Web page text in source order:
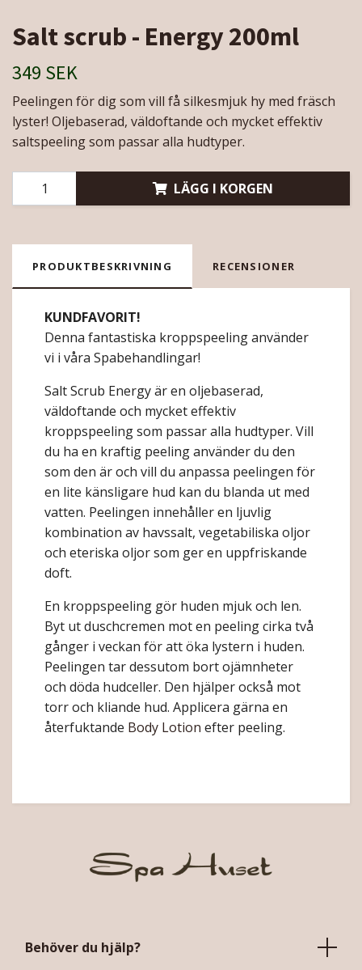
Salt scrub - Energy 200ml
349 SEK
Peelingen för dig som vill få silkesmjuk hy med fräsch
lyster! Oljebaserad, väldoftande och mycket effektiv
saltspeeling som passar alla hudtyper.
LÄGG I KORGEN
PRODUKTBESKRIVNING RECENSIONER
KUNDFAVORIT!
Denna fantastiska kroppspeeling använder
vi i våra Spabehandlingar!
Salt Scrub Energy är en oljebaserad,
väldoftande och mycket effektiv
kroppspeeling som passar alla hudtyper. Vill
du ha en kraftig peeling använder du den
som den är och vill du anpassa peelingen för
en lite känsligare hud kan du blanda ut med
vatten. Peelingen innehåller en ljuvlig
kombination av havssalt, vegetabiliska oljor
och eteriska oljor som ger en uppfriskande
doft.
En kroppspeeling gör huden mjuk och len.
Byt ut duschcremen mot en peeling cirka två
gånger i veckan för att öka lystern i huden.
Peelingen tar dessutom bort ojämnheter
och döda hudceller. Den hjälper också mot
torr och kliande hud. Applicera gärna en
återfuktande Body Lotion efter peeling.
Behöver du hjälp?